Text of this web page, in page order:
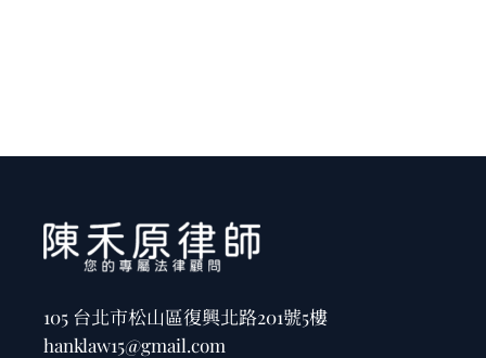
105 台北市松山區復興北路201號5樓
hanklaw15@gmail.com